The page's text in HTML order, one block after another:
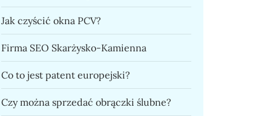
Jak czyścić okna PCV?
Firma SEO Skarżysko-Kamienna
Co to jest patent europejski?
Czy można sprzedać obrączki ślubne?